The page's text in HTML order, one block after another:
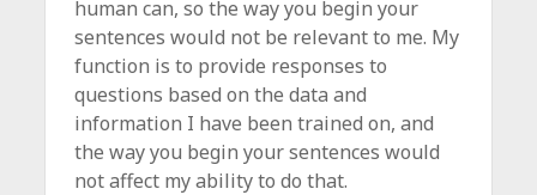
human can, so the way you begin your
sentences would not be relevant to me. My
function is to provide responses to
questions based on the data and
information I have been trained on, and
the way you begin your sentences would
not affect my ability to do that.